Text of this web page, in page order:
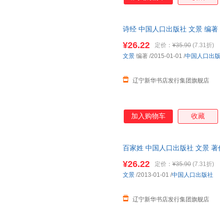
诗经 中国人口出版社 文景 编
¥26.22 定价： ¥35.90 (7.31折)
辽宁新华书店发行集团旗舰店
文景 编著 /2015-01-01 /中国人口出
加入购物车 收藏
百家姓 中国人口出版社 文景
¥26.22 定价： ¥35.90 (7.31折)
辽宁新华书店发行集团旗舰店
文景 /2013-01-01 /中国人口出版社